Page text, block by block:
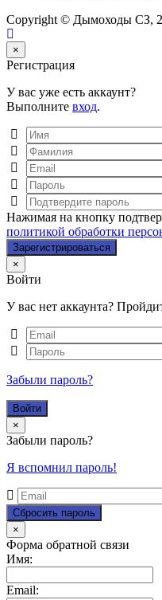
Copyright © Дымоходы СЗ,
×
Регистрация
У вас уже есть аккаунт?
Выполните вход.
Нажимая на кнопку
политикой обработки
×
Войти
У вас нет аккаунта?
Забыли пароль?
×
Забыли пароль?
Я вспомнил пароль!
×
Форма обратной связи
Имя:
Email: